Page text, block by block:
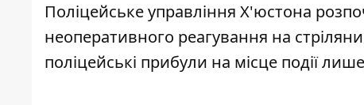
Поліцейське управління Х'юстона
неоперативного реагування на
поліцейські прибули на місце події